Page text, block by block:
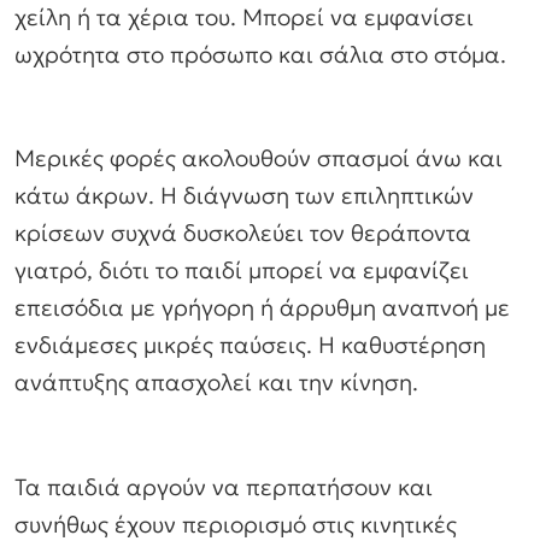
χείλη ή τα χέρια του. Μπορεί να εμφανίσει
ωχρότητα στο πρόσωπο και σάλια στο στόμα.
Μερικές φορές ακολουθούν σπασμοί άνω και
κάτω άκρων. Η διάγνωση των επιληπτικών
κρίσεων συχνά δυσκολεύει τον θεράποντα
γιατρό, διότι το παιδί μπορεί να εμφανίζει
επεισόδια με γρήγορη ή άρρυθμη αναπνοή με
ενδιάμεσες μικρές παύσεις. Η καθυστέρηση
ανάπτυξης απασχολεί και την κίνηση.
Τα παιδιά αργούν να περπατήσουν και
συνήθως έχουν περιορισμό στις κινητικές